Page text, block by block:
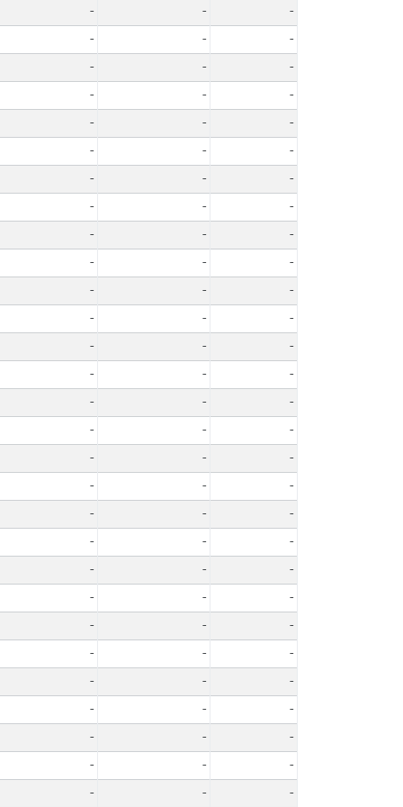
- -
-
- -
-
- -
-
- -
-
- -
-
- -
-
- -
-
- -
-
- -
-
- -
-
- -
-
- -
-
- -
-
- -
-
- -
-
- -
-
- -
-
- -
-
- -
-
- -
-
- -
-
- -
-
- -
-
- -
-
- -
-
- -
-
- -
-
- -
-
- -
-